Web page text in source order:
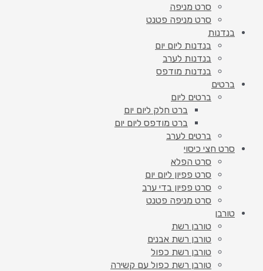
סרט מניפה
סרט מניפה פטנט
בנדנות
בנדנות ליום יום
בנדנות לערב
בנדנות מודפס
ברטים
ברטים ליום
ברט חלק ליום יום
ברט מודפס ליום יום
ברטים לערב
סרט חצי כיסוי
סרט הפלא
סרט פפיון ליום יום
סרט פפיון בדי ערב
סרט מניפה פטנט
טורבן
טורבן רשת
טורבן רשת אבנים
טורבן רשת כפול
טורבן רשת כפול עם קשירה